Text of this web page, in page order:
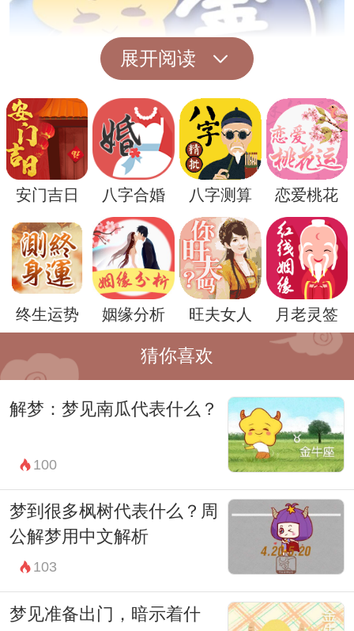
此外，梦到小孩摔死也可能暗示着梦者内心
的一种挣扎和冲突。小孩的死亡可能代表着
梦者某种价值观或信念的崩溃，以及对内心
深处的冲突和矛盾的反映。梦者可能在思想
和情感上经历着一场内心的危机，需要重新
审视自己的信仰和立场。
总的来说，梦到小孩摔死可能有着多重的含
义，取决于梦者的个人经历和内心状态。通
过深入解析梦境，梦者可以更好地了解自己
内心的需求和情感，从而更好地应对现实生
活中的挑战和困难。
展开阅读
安门吉日 八字合婚 八字测算 恋爱桃花
终生运势 姻缘分析 旺夫女人 月老灵签
猜你喜欢
解梦：梦见南瓜代表什么？
100
梦到很多枫树代表什么？周
公解梦用中文解析
103
梦见准备出门，暗示着什